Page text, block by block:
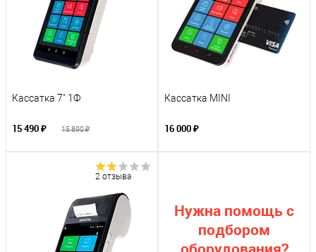
Кассатка 7" 1Ф
15 490 ₽ 15 890 ₽
Кассатка MINI
16 000 ₽
2 отзыва
Нужна помощь с
подбором